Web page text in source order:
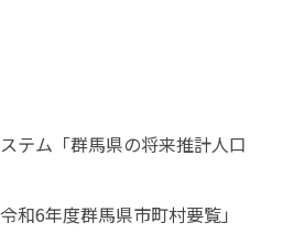
テム「群馬県の将来推計人口
和6年度群馬県市町村要覧」